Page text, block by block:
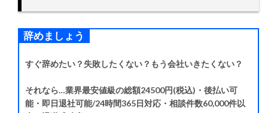
辞めましょう
すぐ辞めたい？失敗したくない？もう会社いきたくない？
それなら…業界最安値級の総額24500円(税込)・後払い可
能・即日退社可能/24時間365日対応・相談件数60,000件以